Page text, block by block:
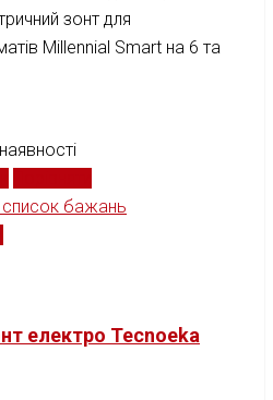
зонт для
Millennial Smart на 6 та
бажань
електро Tecnoeka